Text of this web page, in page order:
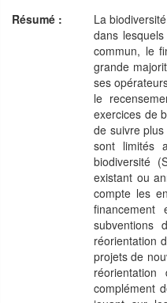
Résumé :
La
dans
commun, le
grande
ses
le
exercices de
de suivre
sont limités
biodiversité
existant ou
compte les
subventions
réorientation
projets de
complément